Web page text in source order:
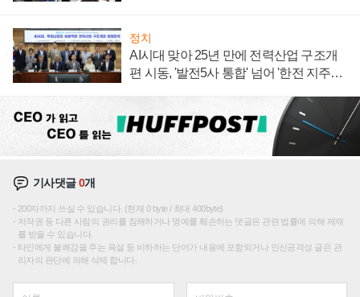
정치
AI시대 맞아 25년 만에 전력산업 구조개
편 시동, '발전5사 통합' 넘어 '한전 지주사'
기사댓글0개
200자까지 쓰실 수 있습니다. (현재 0 byte / 최대 400byte)
저작권 등 다른 사람의 권리를 침해하거나 명예를 훼손하는 댓글은 관련 법률에 의해 제재
를 받을 수 있습니다.
타인에게 불쾌감을 주는 욕설 등 비하하는 단어가 내용에 포함되거나 인신공격성 글은 관
리자의 판단에 의해 삭제 합니다.